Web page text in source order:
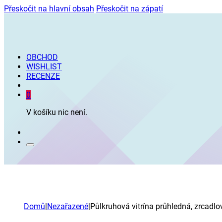
Přeskočit na hlavní obsah Přeskočit na zápatí
OBCHOD
WISHLIST
RECENZE
0
V košíku nic není.
Domů|Nezařazené|Půlkruhová vitrína průhledná,